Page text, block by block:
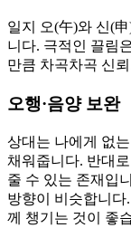
일지 오(午)와 신(
니다. 극적인 끌림
만큼 차곡차곡 신
오행·음양 보완
상대는 나에게 없
채워줍니다. 반대
줄 수 있는 존재입
방향이 비슷합니
께 챙기는 것이 좋